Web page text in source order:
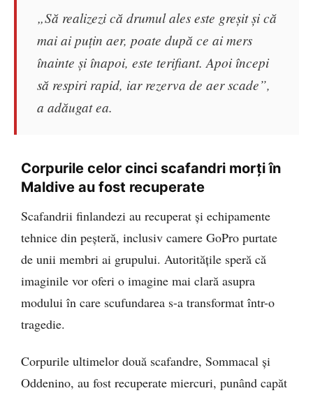
„Să realizezi că drumul ales este greșit și că
mai ai puțin aer, poate după ce ai mers
înainte și înapoi, este terifiant. Apoi începi
să respiri rapid, iar rezerva de aer scade”,
a adăugat ea.
Corpurile celor cinci scafandri morți în
Maldive au fost recuperate
Scafandrii finlandezi au recuperat și echipamente
tehnice din peșteră, inclusiv camere GoPro purtate
de unii membri ai grupului. Autoritățile speră că
imaginile vor oferi o imagine mai clară asupra
modului în care scufundarea s-a transformat într-o
tragedie.
Corpurile ultimelor două scafandre, Sommacal și
Oddenino, au fost recuperate miercuri, punând capăt